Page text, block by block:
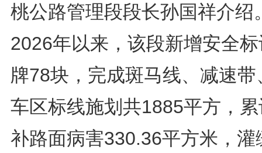
桃公路管理段段长孙国祥介绍
2026年以来，该段新增安全
牌78块，完成斑马线、减速带
车区标线施划共1885平方，
补路面病害330.36平方米，灌